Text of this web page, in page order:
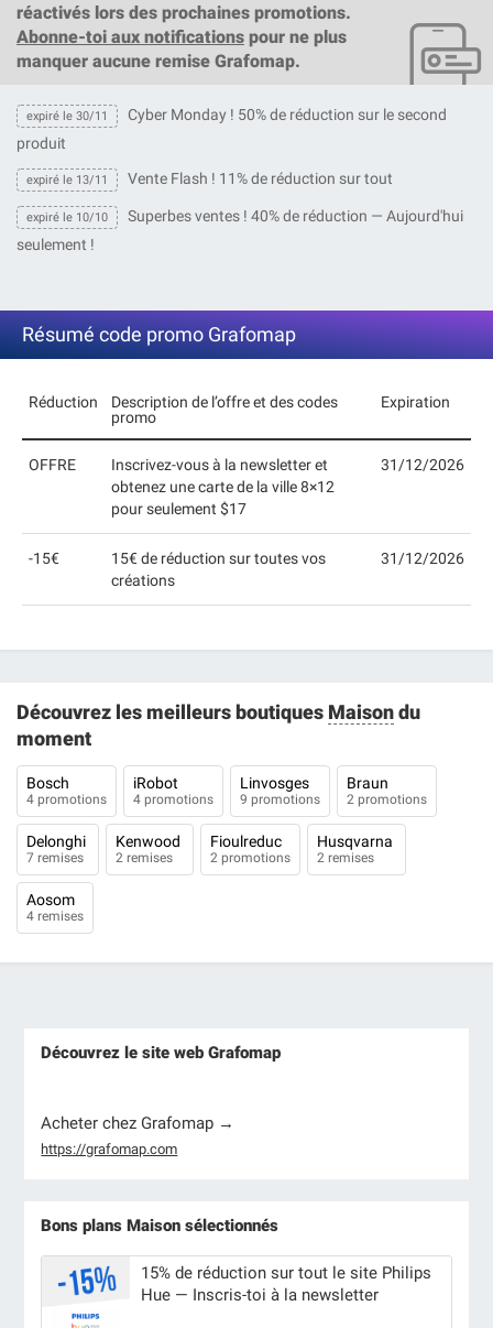
réactivés lors des prochaines promotions.
Abonne-toi aux notifications pour ne plus
manquer aucune remise Grafomap.
expiré le 30/11
Cyber Monday ! 50% de réduction sur le second
produit
expiré le 13/11 Vente Flash ! 11% de réduction sur tout
expiré le 10/10
Superbes ventes ! 40% de réduction — Aujourd'hui
seulement !
Résumé code promo Grafomap
Réduction
Description de l’offre et des codes
promo
Expiration
OFFRE
Inscrivez-vous à la newsletter et
obtenez une carte de la ville 8×12
pour seulement $17
31/12/2026
-15€
15€ de réduction sur toutes vos
créations
31/12/2026
Découvrez les meilleurs boutiques Maisondu
moment
Bosch
4 promotions
iRobot
4 promotions
Linvosges
9 promotions
Braun
2 promotions
Delonghi
7 remises
Kenwood
2 remises
Fioulreduc
2 promotions
Husqvarna
2 remises
Aosom
4 remises
Découvrez le site web Grafomap
Acheter chez Grafomap →
https://grafomap.com
Bons plans Maison sélectionnés
15% de réduction sur tout le site Philips
Hue — Inscris-toi à la newsletter